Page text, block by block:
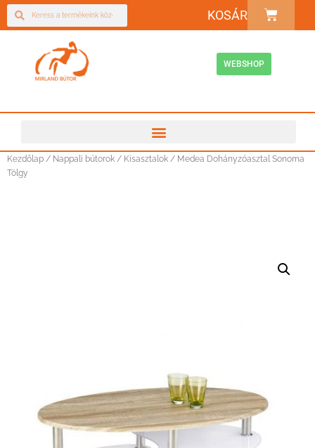
KOSÁR
WEBSHOP
Kezdőlap / Nappali bútorok / Kisasztalok / Medea Dohányzóasztal Sonoma
Tölgy